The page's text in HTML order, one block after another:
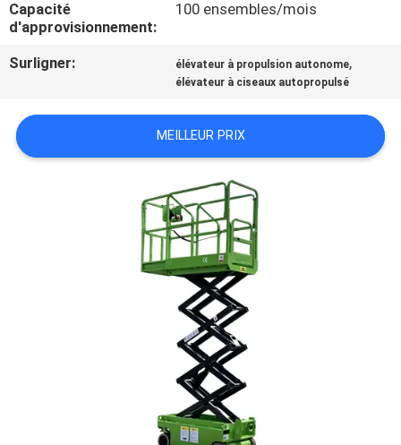
NOUS
CONTACTER
NOUVELLES
Capacité
d'approvisionnement:
100 ensembles/mois
Surligner: élévateur à propulsion autonome,
élévateur à ciseaux autopropulsé
MEILLEUR PRIX